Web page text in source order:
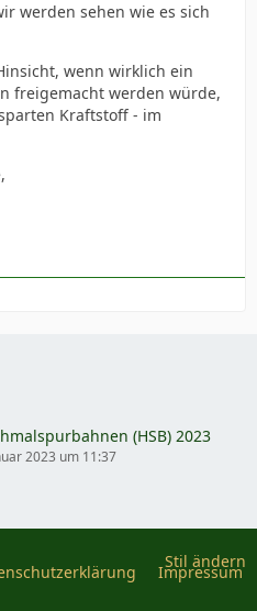
werden sehen wie es sich
wenn wirklich ein
freigemacht werden würde,
Kraftstoff - im
(HSB) 2023
2023 um 11:37
Stil ändern
Impressum